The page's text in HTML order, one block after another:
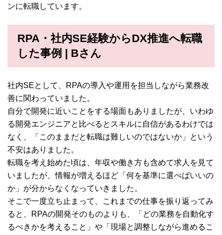
ンに転職しています。
RPA・社内SE経験からDX推進へ転職
した事例 | Bさん
社内SEとして、RPAの導入や運用を担当しながら業務改
善に関わっていました。
自分で開発に近いことをする場面もありましたが、いわゆ
る開発エンジニアと比べるとスキルに自信があるわけでは
なく、「このままだと転職は難しいのではないか」という
不安はありました。
転職を考え始めた頃は、年収や働き方も含めて求人を見て
いましたが、情報が増えるほど「何を基準に選べばいいの
か」が分からなくなっていきました。
そこで一度立ち止まって、これまでの仕事を振り返ってみ
ると、RPAの開発そのものよりも、「どの業務を自動化す
るべきかを考えること」や「現場と調整しながら進めるこ